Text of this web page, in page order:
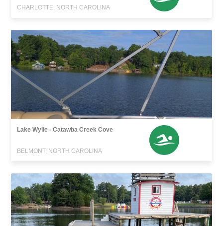
CHARLOTTE, NORTH CAROLINA
Lake Wylie - Catawba Creek Cove
BELMONT, NORTH CAROLINA